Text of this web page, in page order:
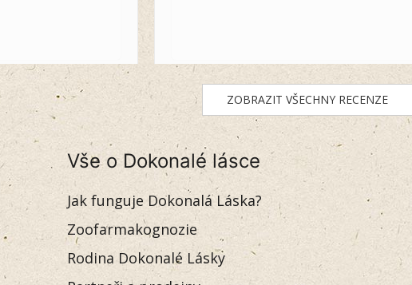
ZOBRAZIT VŠECHNY RECENZE
Vše o Dokonalé lásce
Jak funguje Dokonalá Láska?
Zoofarmakognozie
Rodina Dokonalé Lásky